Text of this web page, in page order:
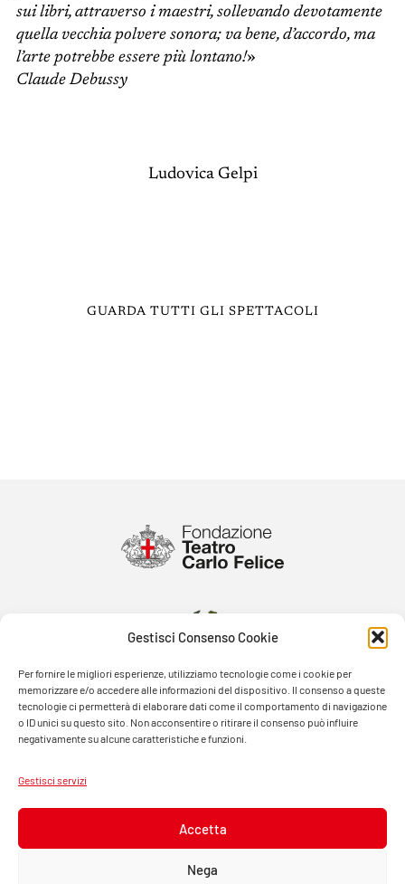
Gestisci Consenso Cookie
Per fornire le migliori esperienze, utilizziamo tecnologie come i cookie per
memorizzare e/o accedere alle informazioni del dispositivo. Il consenso a queste
tecnologie ci permetterà di elaborare dati come il comportamento di navigazione
o ID unici su questo sito. Non acconsentire o ritirare il consenso può influire
negativamente su alcune caratteristiche e funzioni.
Gestisci servizi
Accetta
Nega
sui libri, attraverso i maestri, sollevando devotamente
quella vecchia polvere sonora; va bene, d’accordo, ma
l’arte potrebbe essere più lontano!»
Claude Debussy
Ludovica Gelpi
GUARDA TUTTI GLI SPETTACOLI